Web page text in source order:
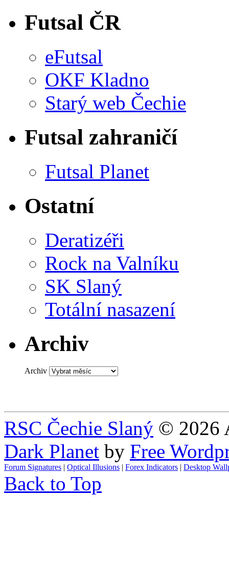
Futsal ČR
eFutsal
OKF Kladno
Starý web Čechie
Futsal zahraničí
Futsal Planet
Ostatní
Deratizéři
Rock na Valníku
SK Slaný
Totální nasazení
Archiv
Archiv
RSC Čechie Slaný © 2026
Dark Planet by Free
Forum Signatures | Optical Illusions | Forex Indicators | Desktop
Back to Top